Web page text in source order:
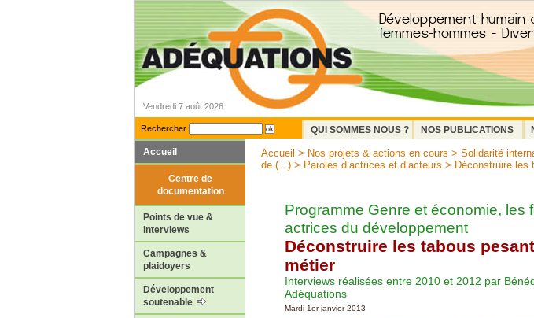
Vendredi 7 août 2026
Rechercher QUI SOMMES NOUS ? NOS PUBLICATIONS
Accueil
Centre de
documentation
Points de vue &
interviews
Campagnes &
plaidoyers
Développement
soutenable
Accueil > Nos projets & actions en cours > Solidarité
de (...) > Paroles d’actrices et d’acteurs > Déconstruire les
Programme Genre et économie, les
actrices du développement
Déconstruire les tabous
métier
Interviews réalisées entre 2010 et 2012 par
Adéquations
Mardi 1er janvier 2013